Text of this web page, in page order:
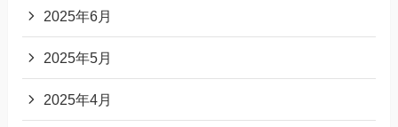
2025年6月
2025年5月
2025年4月